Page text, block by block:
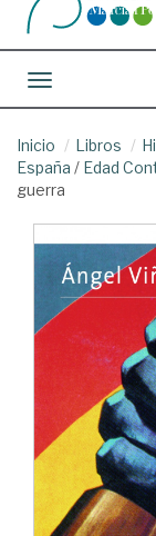
Toggle
Inicio Libros
España / Edad
guerra